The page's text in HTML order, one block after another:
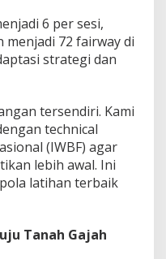
6 per sesi,
72 fairway di
strategi dan
tersendiri. Kami
technical
(IWBF) agar
lebih awal. Ini
latihan terbaik
Tanah Gajah